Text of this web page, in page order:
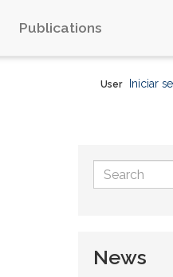
Publications
User Iniciar
Search
form
News